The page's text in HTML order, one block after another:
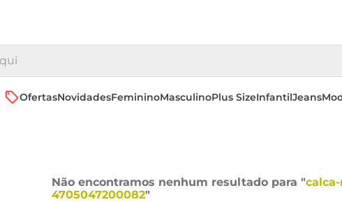
OfertasNovidadesFemininoMasculinoPlus SizeInfantilJeans
Não encontramos nenhum resultado para "
4705047200082"